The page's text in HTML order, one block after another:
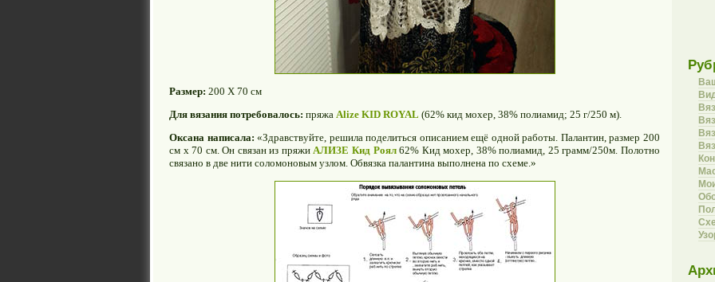
Размер: 200 Х 70 см
Для вязания потребовалось: пряжа Alize KID ROYAL (62% кид мохер, 38% полиамид; 25 г/250 м).
Оксана написала: «Здравствуйте, решила поделиться описанием ещё одной работы. Палантин, размер 200
см х 70 см. Он связан из пряжиАЛИЗЕ Кид Роял62% Кид мохер, 38% полиамид, 25 грамм/250м. Полотно
связано в две нити соломоновым узлом. Обвязка палантина выполнена по схеме.»